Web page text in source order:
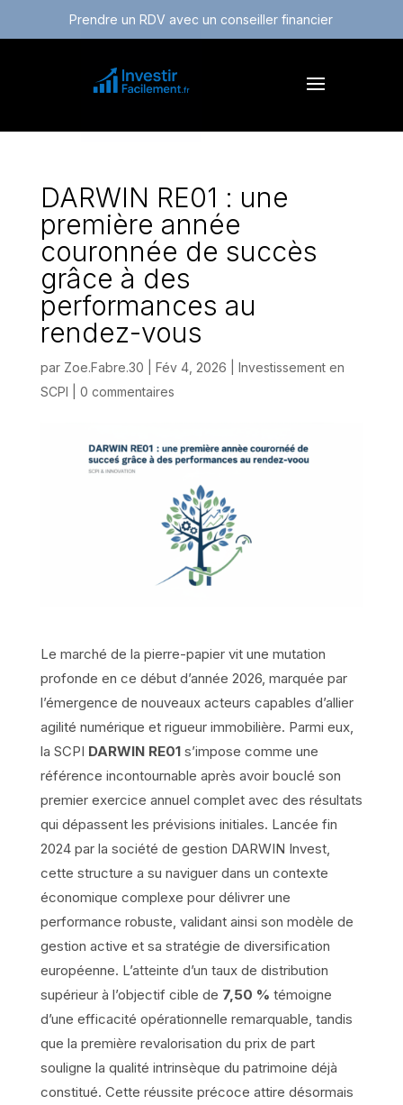
Prendre un RDV avec un conseiller financier
DARWIN RE01 : une
première année
couronnée de succès
grâce à des
performances au
rendez-vous
par Zoe.Fabre.30 Fév 4, 2026
Investissement en
SCPI
0 commentaires
Le marché de la pierre-papier vit une mutation
profonde en ce début d’année 2026, marquée par
l’émergence de nouveaux acteurs capables d’allier
agilité numérique et rigueur immobilière. Parmi eux,
la SCPI DARWIN RE01s’impose comme une
référence incontournable après avoir bouclé son
premier exercice annuel complet avec des résultats
qui dépassent les prévisions initiales. Lancée fin
2024 par la société de gestion DARWIN Invest,
cette structure a su naviguer dans un contexte
économique complexe pour délivrer une
performance robuste, validant ainsi son modèle de
gestion active et sa stratégie de diversification
européenne. L’atteinte d’un taux de distribution
supérieur à l’objectif cible de 7,50 % témoigne
d’une efficacité opérationnelle remarquable, tandis
que la première revalorisation du prix de part
souligne la qualité intrinsèque du patrimoine déjà
constitué. Cette réussite précoce attire désormais